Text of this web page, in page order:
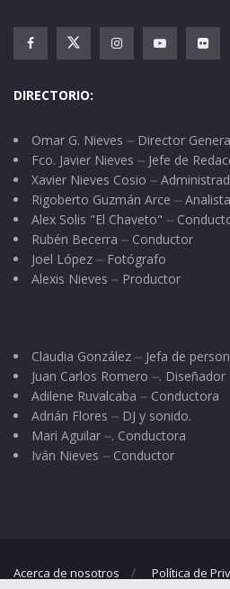
DIRECTORIO:
Omar G. Nieves ⏤ Director
Fco. Javier Nieves ⏤ Jefe de
Xavier Nieves Cosio ⏤
Rigoberto Guzmán Arce ⏤ Analista
Alex Solis "El Chaveto" ⏤
Rubén Becerra ⏤ Conductor
Joel López ⏤ Fotógrafo
Alexis Nieves ⏤ Productor
Claudia González ⏤ Jefa de
Juan Carlos Romero ⏤. Diseñador
Adilene Ruvalcaba ⏤ Conductora
Adrián Flores ⏤ DJ y sonido.
Mari Aguilar ⏤. Conductora
Iván Nieves ⏤ Conductor
Acerca de nosotros Política de